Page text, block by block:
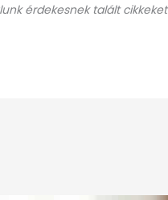
érdekesnek talált